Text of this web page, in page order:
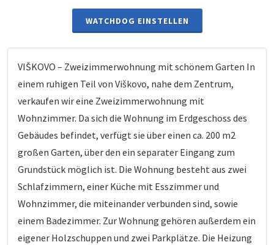
WATCHDOG EINSTELLEN
VIŠKOVO – Zweizimmerwohnung mit schönem Garten In
einem ruhigen Teil von Viškovo, nahe dem Zentrum,
verkaufen wir eine Zweizimmerwohnung mit
Wohnzimmer. Da sich die Wohnung im Erdgeschoss des
Gebäudes befindet, verfügt sie über einen ca. 200 m2
großen Garten, über den ein separater Eingang zum
Grundstück möglich ist. Die Wohnung besteht aus zwei
Schlafzimmern, einer Küche mit Esszimmer und
Wohnzimmer, die miteinander verbunden sind, sowie
einem Badezimmer. Zur Wohnung gehören außerdem ein
eigener Holzschuppen und zwei Parkplätze. Die Heizung